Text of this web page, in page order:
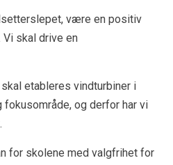
være en positiv
skal drive en
etableres vindturbiner i
og derfor har vi
for skolene med valgfrihet for